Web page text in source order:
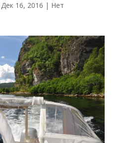
Дек 16, 2016 | Нет